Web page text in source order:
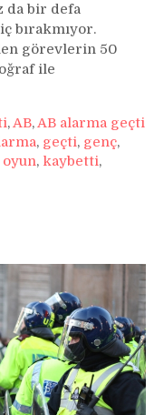
da bir defa
bırakmıyor.
görevlerin 50
ile
,AB,AB alarma geçti
, geçti, genç,
, kaybetti,